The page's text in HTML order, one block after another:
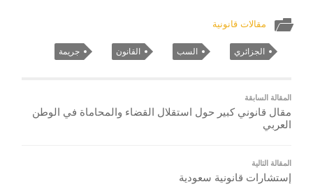
مقالات قانونية
الجزائري السب القانون جريمة
المقالة السابقة
مقال قانوني كبير حول استقلال القضاء والمحاماة في الوطن
العربي
المقالة التالية
إستشارات قانونية سعودية